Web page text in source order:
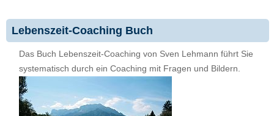
Lebenszeit-Coaching Buch
Das Buch Lebenszeit-Coaching von Sven Lehmann führt Sie
systematisch durch ein Coaching mit Fragen und Bildern.